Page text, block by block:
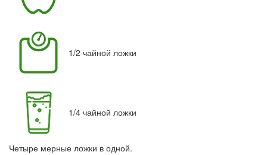
1/2 чайной ложки
1/4 чайной ложки
Четыре мерные ложки в одной.